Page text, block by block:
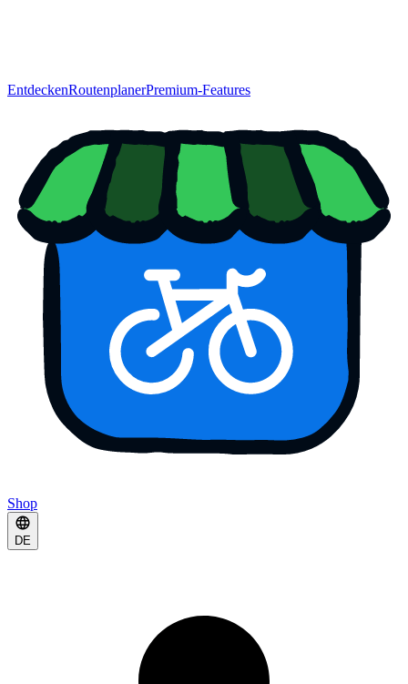
EntdeckenRoutenplanerPremium-Features
Shop
DE